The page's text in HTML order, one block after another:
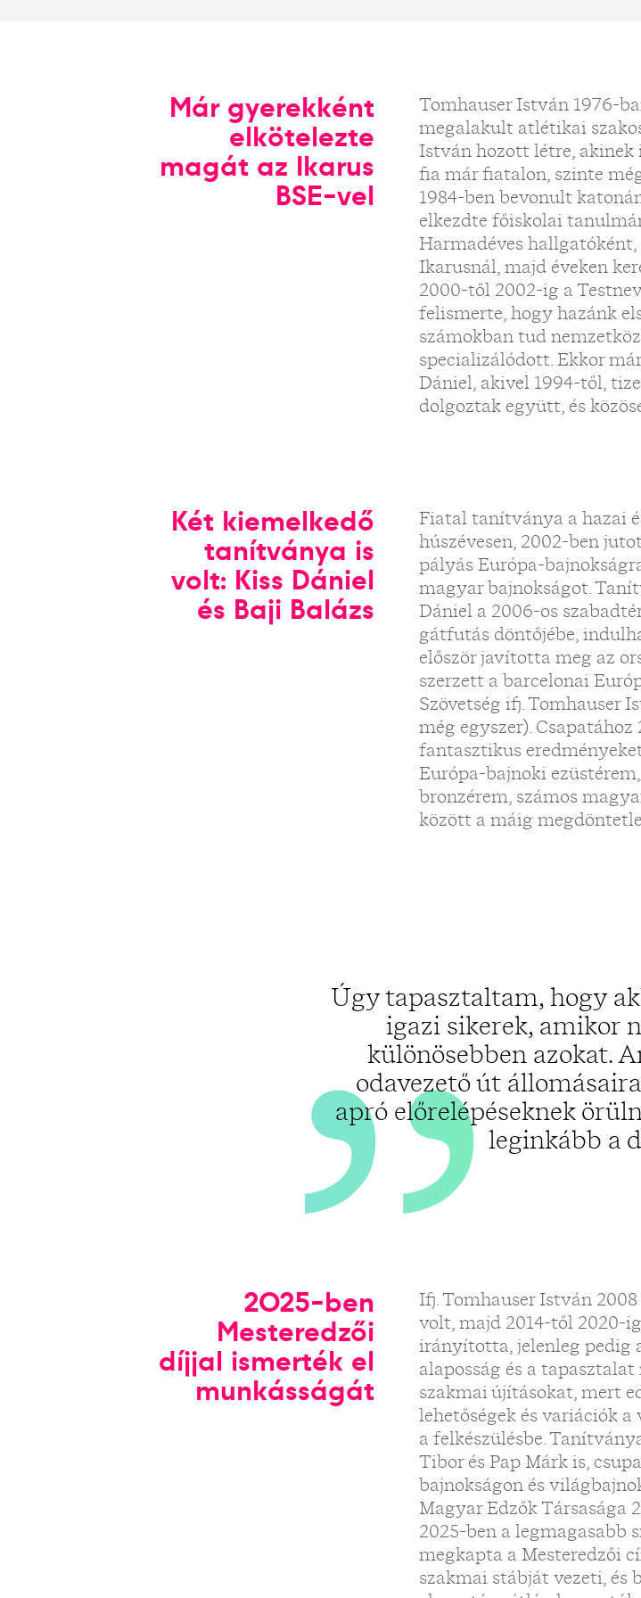
Már gyerekként
elkötelezte
magát az Ikarus
BSE-vel
Tomhauser István 1976-
megalakult atlétikai
István hozott létre, akinek
fia már fiatalon, szinte
1984-ben bevonult
elkezdte főiskolai
Harmadéves
Ikarusnál, majd éveken
2000-től 2002-ig a
felismerte, hogy hazánk
számokban tud
specializálódott. Ekkor
Dániel, akivel 1994-től,
dolgoztak együtt, és
Két kiemelkedő
tanítványa is
volt: Kiss Dániel
és Baji Balázs
Fiatal tanítványa a hazai
húszévesen, 2002-ben
pályás Európa-
magyar bajnokságot.
Dániel a 2006-os
gátfutás döntőjébe,
először javította meg az
szerzett a barcelonai
Szövetség ifj. Tomhauser
még egyszer).
fantasztikus
Európa-bajnoki
bronzérem, számos
között a máig
Úgy tapasztaltam, hogy
igazi sikerek, amikor
különösebben azokat.
odavezető út
apró előrelépéseknek
leginkább a
„
2025-ben
Mesteredzői
díjjal ismerték el
munkásságát
Ifj. Tomhauser István
volt, majd 2014-től 2020-
irányította, jelenleg pedig
alaposság és a
szakmai újításokat, mert
lehetőségek és variációk
a felkészülésbe.
Tibor és Pap Márk is,
bajnokságon és
Magyar Edzők Társasága
2025-ben a legmagasabb
megkapta a Mesteredzői
szakmai stábját vezeti,